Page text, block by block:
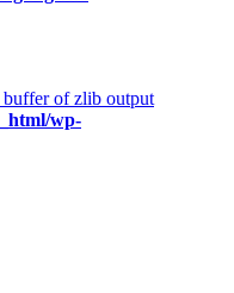
buffer of zlib output
wp-